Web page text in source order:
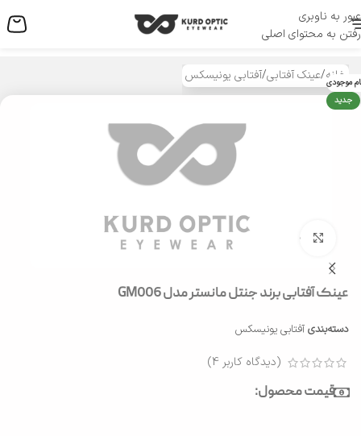
عبور به ناوبری
رفتن به محتوای اصلی
منو
خانه/عینک آفتابی/آفتابی یونیسکس
موجودی
جدید
بزرگنمایی تصویر
عینک آفتابی برند جنتل مانستر مدل GM006
دسته‌بندی آفتابی یونیسکس
(دیدگاه کاربر 4
)
قیمت محصول: